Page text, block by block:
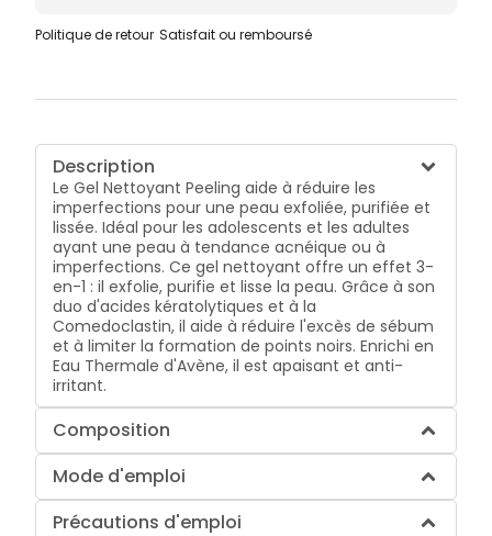
Politique de retour Satisfait ou remboursé
Description
Le Gel Nettoyant Peeling aide à réduire les
imperfections pour une peau exfoliée, purifiée et
lissée. Idéal pour les adolescents et les adultes
ayant une peau à tendance acnéique ou à
imperfections. Ce gel nettoyant offre un effet 3-
en-1 : il exfolie, purifie et lisse la peau. Grâce à son
duo d'acides kératolytiques et à la
Comedoclastin, il aide à réduire l'excès de sébum
et à limiter la formation de points noirs. Enrichi en
Eau Thermale d'Avène, il est apaisant et anti-
irritant.
Composition
Mode d'emploi
Précautions d'emploi